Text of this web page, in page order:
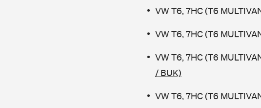
VW T6, 7HC (T6
VW T6, 7HC (T6
VW T6, 7HC (T6
/ BUK)
VW T6, 7HC (T6